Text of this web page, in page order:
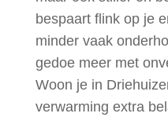
bespaart flink op je
minder vaak
gedoe meer met
Woon je in
verwarming extra